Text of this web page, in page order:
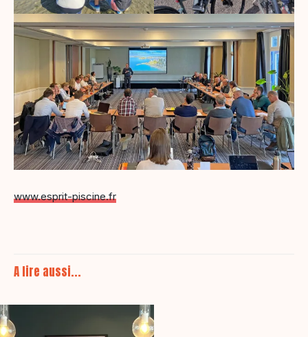
www.esprit-piscine.fr
A lire aussi...